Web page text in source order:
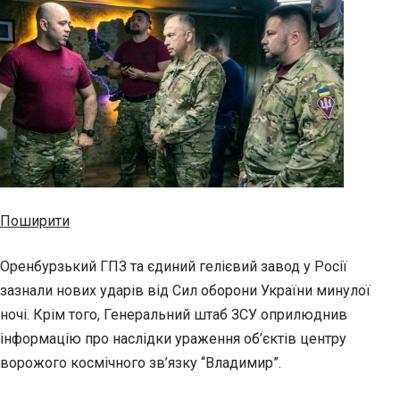
Поширити
Оренбурзький ГПЗ та єдиний гелієвий завод у Росії
зазнали нових ударів від Сил оборони України минулої
ночі. Крім того, Генеральний штаб ЗСУ оприлюднив
інформацію про наслідки ураження об’єктів центру
ворожого космічного зв’язку “Владимир”.